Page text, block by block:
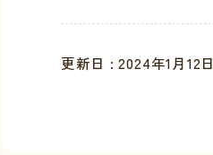
更新日 : 2024年1月12日